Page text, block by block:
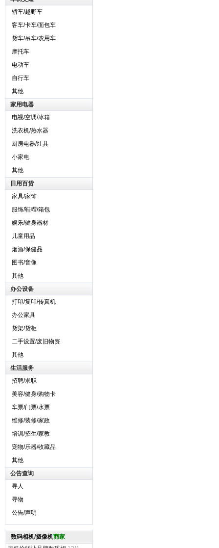
轿车/越野车
客车/卡车/面包车
货车/吊车/农用车
摩托车
电动车
自行车
其他
家用电器
电视/空调/冰箱
洗衣机/热水器
厨房电器/灶具
小家电
其他
日用百货
家具/家饰
服饰/鞋帽/箱包
娱乐/健身器材
儿童用品
烟酒/保健品
图书/音像
其他
办公设备
打印/复印/传真机
办公家具
货架/货柜
二手设置/废旧物资
其他
生活服务
招聘/求职
美容/健身/购物卡
车票/门票/水票
维修/装修/家政
培训/招生/家教
宠物/乐器/收藏品
其他
公告查询
寻人
寻物
公告/声明
数码相机/摄像机商家